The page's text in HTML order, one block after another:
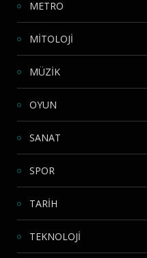
METRO
MİTOLOJİ
MÜZİK
OYUN
SANAT
SPOR
TARİH
TEKNOLOJİ